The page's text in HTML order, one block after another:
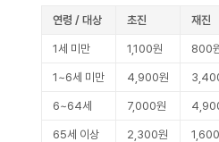
연령 / 대상 초진 재진
1세 미만 1,100원 800
1~6세 미만 4,900원
6~64세 7,000원
65세 이상 2,300원